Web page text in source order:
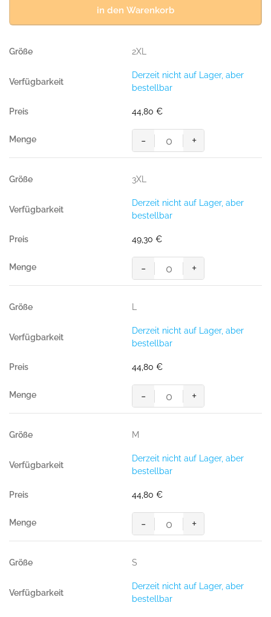
in den Warenkorb
2XL
Derzeit nicht auf Lager, aber
bestellbar
44,80 €
Regenjacke
CONNECTICUT,
%
Polyester,
- +
3XL
Derzeit nicht auf Lager, aber
bestellbar
49,30 €
Regenjacke
CONNECTICUT,
%
Polyester,
- +
L
Derzeit nicht auf Lager, aber
bestellbar
44,80 €
Regenjacke
CONNECTICUT,
%
Polyester,
- +
M
Derzeit nicht auf Lager, aber
bestellbar
44,80 €
Regenjacke
CONNECTICUT,
%
Polyester,
- +
S
Derzeit nicht auf Lager, aber
bestellbar